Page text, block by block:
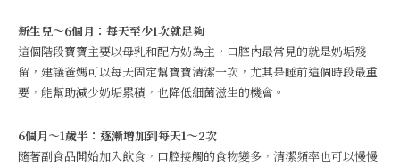
新生兒～6個月：每天至少1次就足夠
這個階段寶寶主要以母乳和配方奶為主，口腔內最常見的就是奶垢殘
留，建議爸媽可以每天固定幫寶寶清潔一次，尤其是睡前這個時段最重
要，能幫助減少奶垢累積，也降低細菌滋生的機會。
6個月～1歲半：逐漸增加到每天1～2次
隨著副食品開始加入飲食，口腔接觸的食物變多，清潔頻率也可以慢慢